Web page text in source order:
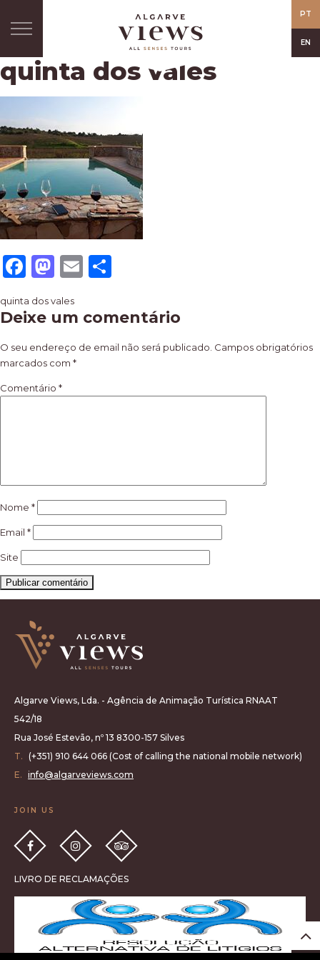
PT
EN
quinta dos vales
Facebook
Mastodon
Email
Navegação
de
artigos
quinta dos vales
Deixe um comentário
O seu endereço de email não será publicado. Campos obrigatórios
marcados com *
Comentário *
Nome *
Email *
Site
Algarve Views, Lda. - Agência de Animação Turística RNAAT
542/18
Rua José Estevão, nº 13 8300-157 Silves
T. (+351) 910 644 066 (Cost of calling the national mobile network)
E. info@algarveviews.com
JOIN US
LIVRO DE RECLAMAÇÕES